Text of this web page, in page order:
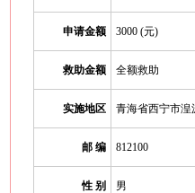
申请金额 3000 (元)
救助金额 全额救助
实施地区 青海省西宁市湟
邮 编 812100
性 别 男